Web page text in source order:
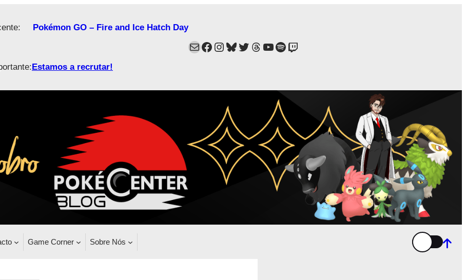
Pokémon GO – Fire and Ice Hatch Day
Estamos a recrutar!
MailFacebook
Instagram
Bluesky
Twitter
Estamos no Threads!
YouTube
Spotify
Twitch
Game Corner Sobre Nós